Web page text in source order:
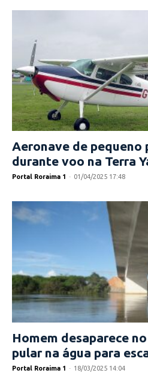
Aeronave de pequeno
durante voo na Terra
Portal Roraima 1 - 01/04/2025 17:48
Homem desaparece
pular na água para
Portal Roraima 1 - 18/03/2025 14:04